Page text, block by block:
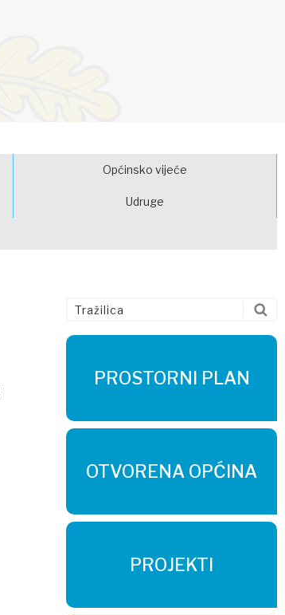
Općinsko vijeće
Udruge
PROSTORNI PLAN
OTVORENA OPĆINA
PROJEKTI